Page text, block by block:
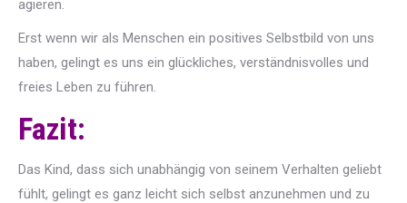
agieren.
Erst wenn wir als Menschen ein positives Selbstbild von uns
haben, gelingt es uns ein glückliches, verständnisvolles und
freies Leben zu führen.
Fazit:
Das Kind, dass sich unabhängig von seinem Verhalten geliebt
fühlt, gelingt es ganz leicht sich selbst anzunehmen und zu